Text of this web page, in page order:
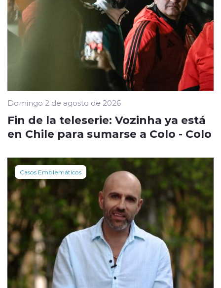
Domingo 2 de agosto de 2026
Fin de la teleserie: Vozinha ya está
en Chile para sumarse a Colo - Colo
Casos Emblemáticos